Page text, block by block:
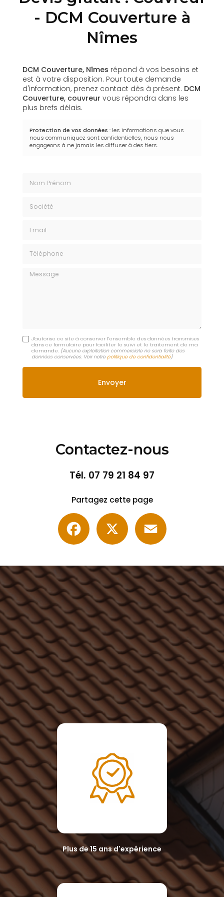
- DCM Couverture à
Nîmes
DCM Couverture, Nîmes répond à vos besoins et
est à votre disposition. Pour toute demande
d'information, prenez contact dès à présent. DCM
Couverture, couvreur vous répondra dans les
plus brefs délais.
Protection de vos données : les informations que vous
nous communiquez sont confidentielles, nous nous
engageons à ne jamais les diffuser à des tiers.
Message
J'autorise ce site à conserver l'ensemble des données transmises
dans ce formulaire pour faciliter le suivi et le traitement de ma
demande. (Aucune exploitation commerciale ne sera faite des
données conservées. Voir notre politique de confidentialité)
Contactez-nous
Tél. 07 79 21 84 97
Partagez cette page
Facebook
Plus de 15 ans d'expérience